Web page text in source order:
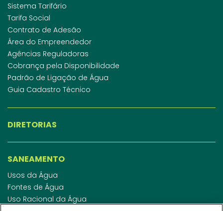
Sistema Tarifário
Tarifa Social
Contrato de Adesão
Área do Empreendedor
Agências Reguladoras
Cobrança pela Disponibilidade
Padrão de Ligação de Água
Guia Cadastro Técnico
DIRETORIAS
SANEAMENTO
Usos da Água
Fontes de Água
Uso Racional da Água